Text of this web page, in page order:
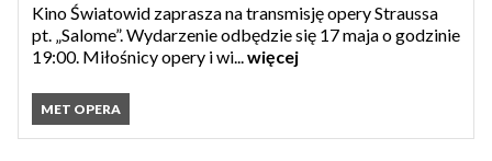
Kino Światowid zaprasza na transmisję opery Straussa
pt. „Salome”. Wydarzenie odbędzie się 17 maja o godzinie
19:00. Miłośnicy opery i wi... więcej
MET OPERA